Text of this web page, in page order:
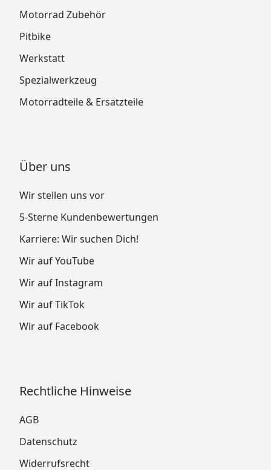
Motorrad Zubehör
Pitbike
Werkstatt
Spezialwerkzeug
Motorradteile & Ersatzteile
Über uns
Wir stellen uns vor
5-Sterne Kundenbewertungen
Karriere: Wir suchen Dich!
Wir auf YouTube
Wir auf Instagram
Wir auf TikTok
Wir auf Facebook
Rechtliche Hinweise
AGB
Datenschutz
Widerrufsrecht